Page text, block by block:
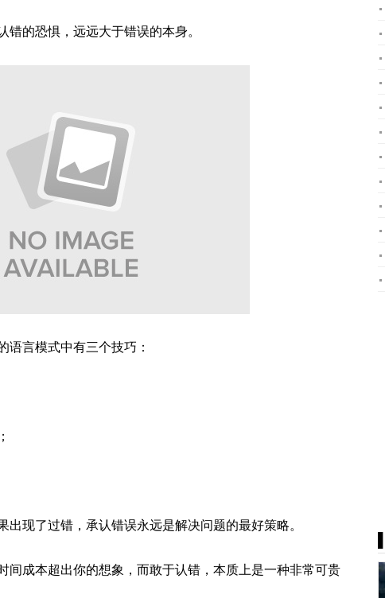
的恐惧，远远大于错误的本身。
语言模式中有三个技巧：
现了过错，承认错误永远是解决问题的最好策略。
间成本超出你的想象，而敢于认错，本质上是一种非常可贵